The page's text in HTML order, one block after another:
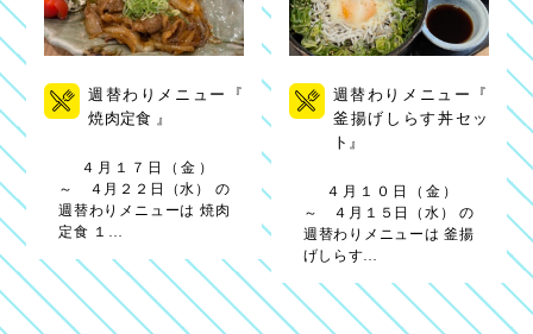
週替わりメニュー『
焼肉定食 』
４月１７日（金）
～ ４月２２日（水） の
週替わりメニューは 焼肉
定食 １…
週替わりメニュー『
釜揚げしらす丼セッ
ト』
４月１０日（金）
～ ４月１５日（水） の
週替わりメニューは 釜揚
げしらす…